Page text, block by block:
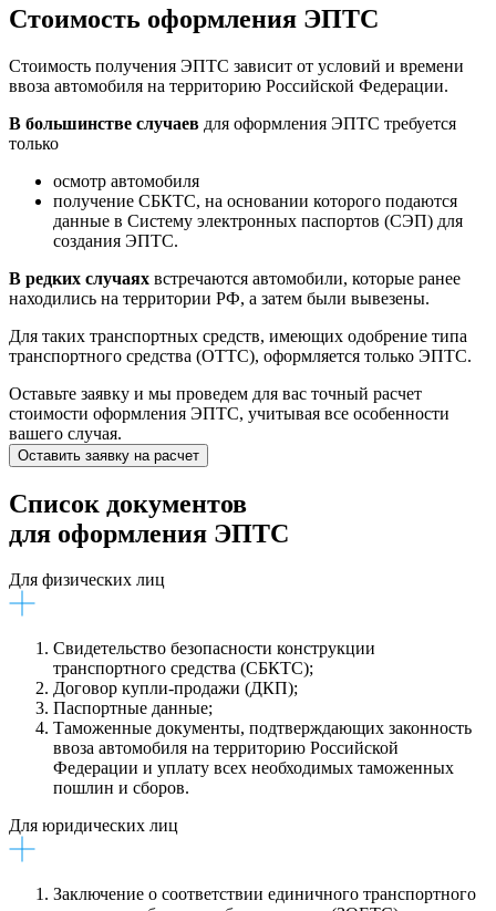
Стоимость оформления ЭПТС
Стоимость получения ЭПТС зависит от условий и времени
ввоза автомобиля на территорию Российской Федерации.
В большинстве случаев для оформления ЭПТС требуется
только
осмотр автомобиля
получение СБКТС, на основании которого подаются
данные в Систему электронных паспортов (СЭП) для
создания ЭПТС.
В редких случаях встречаются автомобили, которые ранее
находились на территории РФ, а затем были вывезены.
Для таких транспортных средств, имеющих одобрение типа
транспортного средства (ОТТС), оформляется только ЭПТС.
Оставьте заявку и мы проведем для вас точный расчет
стоимости оформления ЭПТС, учитывая все особенности
вашего случая.
Оставить заявку на расчет
Список документов
для оформления ЭПТС
Для физических лиц
Свидетельство безопасности конструкции
транспортного средства (СБКТС);
Договор купли-продажи (ДКП);
Паспортные данные;
Таможенные документы, подтверждающих законность
ввоза автомобиля на территорию Российской
Федерации и уплату всех необходимых таможенных
пошлин и сборов.
Для юридических лиц
Заключение о соответствии единичного транспортного